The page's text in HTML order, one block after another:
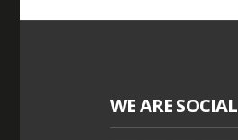
WE ARE SOCIAL